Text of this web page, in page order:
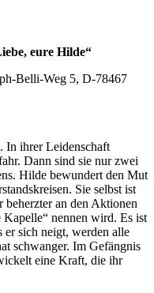
eure Hilde“
Belli-Weg 5, D-78467
In ihrer Leidenschaft
Dann sind sie nur zwei
Hilde bewundert den Mut
Sie selbst ist
beherzter an den Aktionen
Kapelle“ nennen wird. Es ist
er sich neigt, werden alle
schwanger. Im Gefängnis
eine Kraft, die ihr